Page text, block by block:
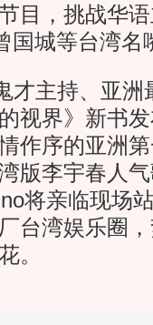
目，挑战华
国城等台湾名
主持、亚洲
视界》新书
作序的亚洲
版李宇春人
将亲临现场
台湾娱乐圈
。